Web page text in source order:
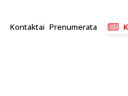
Kontaktai Prenumerata